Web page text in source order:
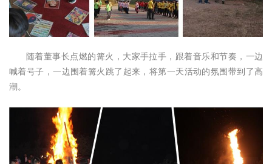
随着董事长点燃的篝火，大家手拉手，跟着音乐和节奏，一边
喊着号子，一边围着篝火跳了起来，将第一天活动的氛围带到了高
潮。